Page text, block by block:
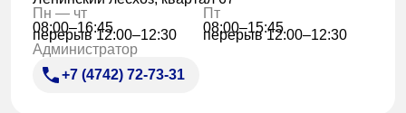
Пн — чт
08:00–16:45
перерыв 12:00–12:30
Пт
08:00–15:45
перерыв 12:00–12:30
Администратор
+7 (4742) 72-73-31